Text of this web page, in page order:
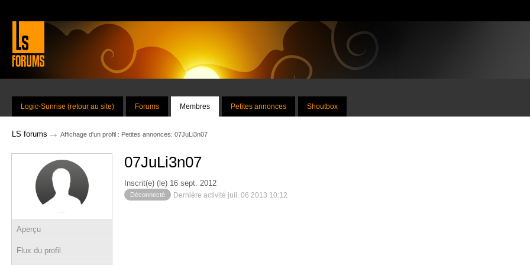
Logic-Sunrise (retour au site) Forums Membres Petites annonces Shoutbox
LS forums → Affichage d'un profil : Petites annonces: 07JuLi3n07
Aperçu
Flux du profil
07JuLi3n07
Inscrit(e) (le) 16 sept. 2012
Déconnecté Dernière activité juil. 06 2013 10:12